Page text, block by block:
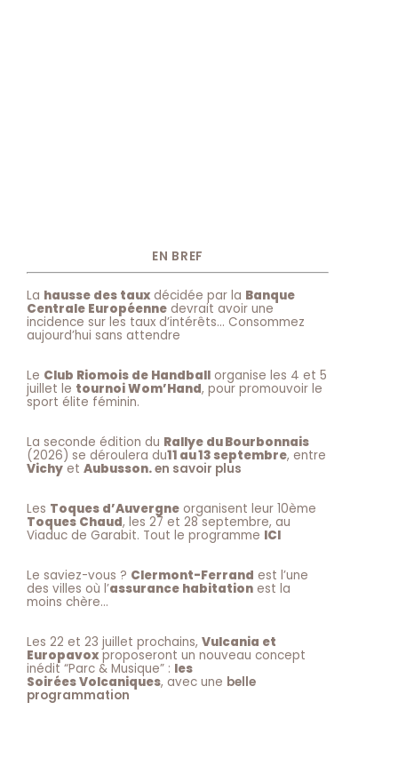
EN BREF
La hausse des taux décidée par la Banque
Centrale Européenne devrait avoir une
incidence sur les taux d’intérêts… Consommez
aujourd’hui sans attendre
Le Club Riomois de Handball organise les 4 et 5
juillet le tournoi Wom’Hand, pour promouvoir le
sport élite féminin.
La seconde édition du Rallye du Bourbonnais
(2026) se déroulera du11 au 13 septembre, entre
Vichy et Aubusson.en savoir plus
Les Toques d’Auvergne organisent leur 10ème
Toques Chaud, les 27 et 28 septembre, au
Viaduc de Garabit. Tout le programme ICI
Le saviez-vous ? Clermont-Ferrand est l’une
des villes où l’assurance habitation est la
moins chère…
Les 22 et 23 juillet prochains, Vulcania et
Europavoxproposeront un nouveau concept
inédit “Parc & Musique” : les
Soirées Volcaniques, avec une belle
programmation